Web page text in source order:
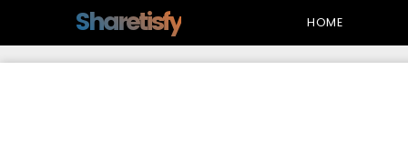
Sharetisfy HOME